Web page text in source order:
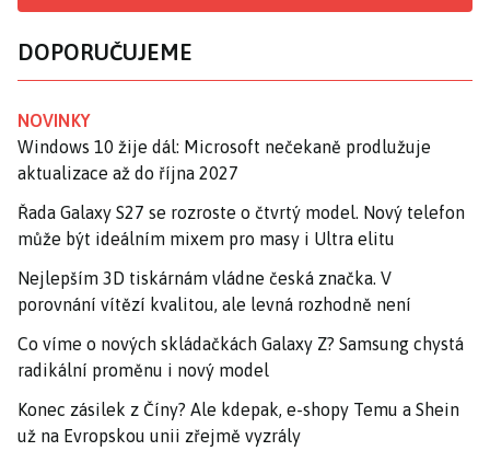
DOPORUČUJEME
NOVINKY
Windows 10 žije dál: Microsoft nečekaně prodlužuje
aktualizace až do října 2027
Řada Galaxy S27 se rozroste o čtvrtý model. Nový telefon
může být ideálním mixem pro masy i Ultra elitu
Nejlepším 3D tiskárnám vládne česká značka. V
porovnání vítězí kvalitou, ale levná rozhodně není
Co víme o nových skládačkách Galaxy Z? Samsung chystá
radikální proměnu i nový model
Konec zásilek z Číny? Ale kdepak, e-shopy Temu a Shein
už na Evropskou unii zřejmě vyzrály